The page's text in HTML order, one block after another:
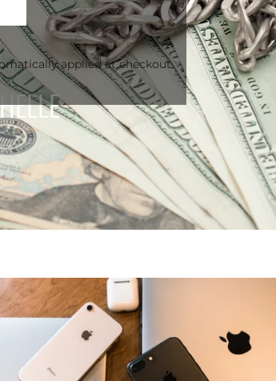
applied at checkout.